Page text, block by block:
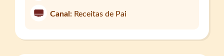
Canal: Receitas de Pai